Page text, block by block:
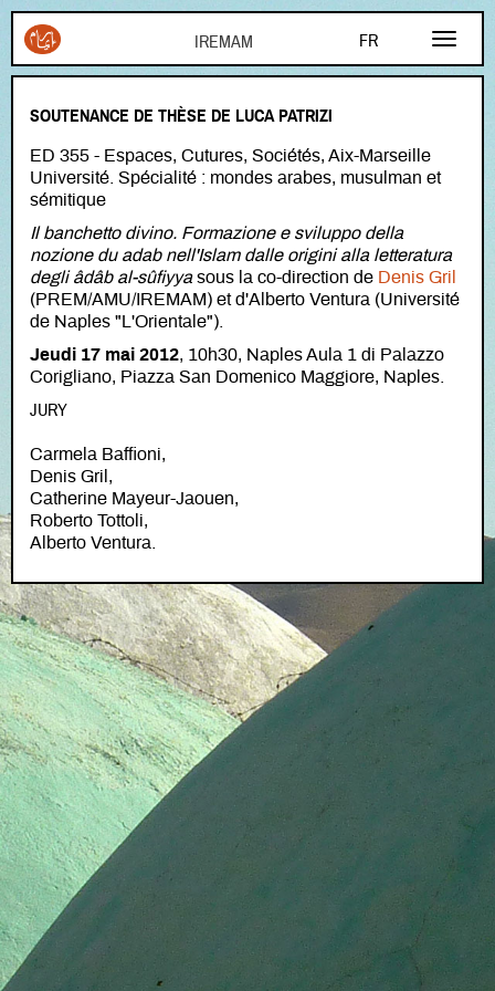
FR
EN
Aller au contenu principal
SOUTENANCE DE THÈSE DE LUCA PATRIZI
ED 355 - Espaces, Cutures, Sociétés, Aix-Marseille
Université. Spécialité : mondes arabes, musulman et
sémitique
Il banchetto divino. Formazione e sviluppo della
nozione du adab nell'Islam dalle origini alla letteratura
degli âdâb al-sûfiyyasous la co-direction de Denis Gril
(PREM/AMU/IREMAM) et d'Alberto Ventura (Université
de Naples "L'Orientale").
Jeudi 17 mai 2012, 10h30, Naples Aula 1 di Palazzo
Corigliano, Piazza San Domenico Maggiore, Naples.
JURY
Carmela Baffioni,
Denis Gril,
Catherine Mayeur-Jaouen,
Roberto Tottoli,
Alberto Ventura.